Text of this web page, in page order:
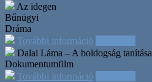
Az idegen
Bűnügyi
Dráma
További információ
Dalai Láma – A boldogság tanítása
Dokumentumfilm
További információ